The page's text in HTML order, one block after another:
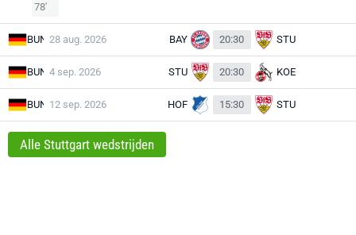
78'
BUN 28 aug. 2026 BAY 20:30 STU
BUN 4 sep. 2026 STU 20:30 KOE
BUN 12 sep. 2026 HOF 15:30 STU
Alle Stuttgart wedstrijden